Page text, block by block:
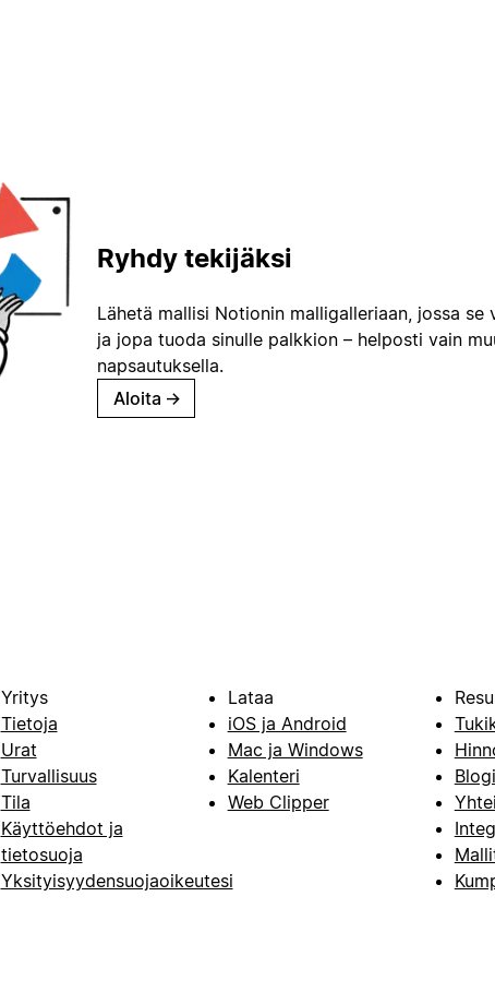
Ryhdy tekijäksi
Lähetä mallisi Notionin malligalleriaan, jossa
ja jopa tuoda sinulle palkkion – helposti vain
napsautuksella.
Aloita →
Yritys
Tietoja
Urat
Turvallisuus
Tila
Käyttöehdot ja
tietosuoja
Yksityisyydensuojaoikeutesi
Lataa
iOS ja Android
Mac ja Windows
Kalenteri
Web Clipper
Blogi